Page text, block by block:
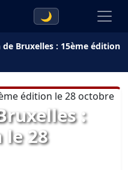
🌙
Bruxelles : 15ème édition
:
le 28